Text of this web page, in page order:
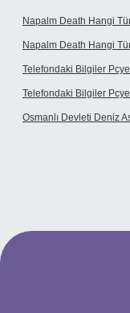
Napalm Death Hangi
Napalm Death Hangi
Telefondaki Bilgiler Pcye
Telefondaki Bilgiler Pcye
Osmanlı Devleti Deniz
giriş